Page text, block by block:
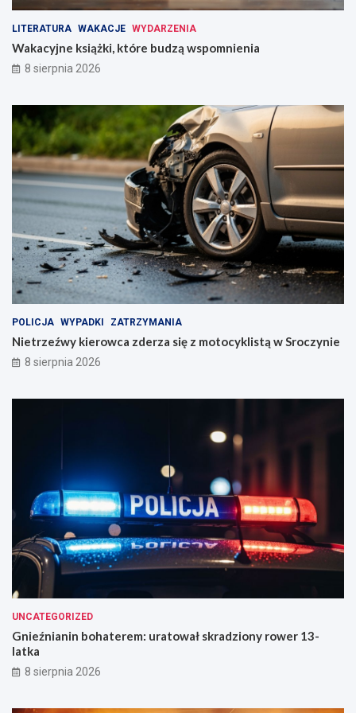
e
b
u
d
ą
w
s
p
o
m
n
i
n
i
a
r
z
a
s
ę
z
m
o
t
o
c
y
i
s
t
ą
w
S
r
o
LITERATURA WAKACJE WYDARZENIA
Wakacyjne książki, które budzą wspomnienia
8 sierpnia 2026
POLICJA WYPADKI ZATRZYMANIA
Nietrzeźwy kierowca zderza się z motocyklistą w Sroczynie
8 sierpnia 2026
UNCATEGORIZED
Gnieźnianin bohaterem: uratował skradziony rower 13-
latka
8 sierpnia 2026